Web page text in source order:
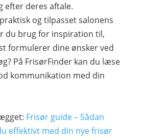
efter deres aftale.
og tilpasset salonens
du brug for inspiration til,
formulerer dine ønsker ved
På FrisørFinder kan du læse
kommunikation med din
Frisør guide – Sådan
effektivt med din nye frisør